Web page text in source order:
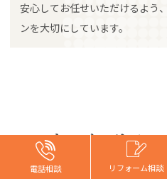
電話相談 リフォーム
安心してお任せいただけるよう
ンを大切にしています。
キッチンリフォ
電話相談 リフォーム
電話相談 リフォーム
電話相談 リフォーム相談